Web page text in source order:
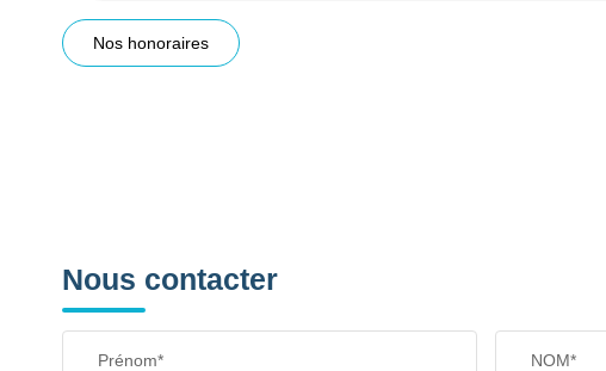
Nos honoraires
Nous contacter
Prénom* NOM*